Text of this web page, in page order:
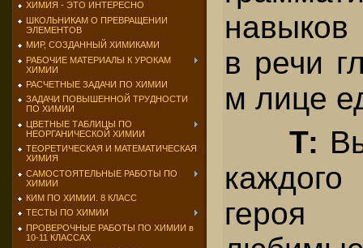
ХИМИЯ - ЭТО ИНТЕРЕСНО
ШКОЛЬНИКАМ О ПРЕВРАЩЕНИИ
ЭЛЕМЕНТОВ
МИР, СОЗДАННЫЙ ХИМИКАМИ
РАБОЧИЕ МАТЕРИАЛЫ К УРОКАМ
ХИМИИ
РАСЧЕТНЫЕ ЗАДАЧИ ПО ХИМИИ
ЗАДАЧИ ПОВЫШЕННОЙ ТРУДНОСТИ
ПО ХИМИИ
ЦВЕТНЫЕ ТАБЛИЦЫ ПО
НЕОРГАНИЧЕСКОЙ ХИМИИ
ТЕОРЕТИЧЕСКАЯ И МАТЕМАТИЧЕСКАЯ
ХИМИЯ
САМОСТОЯТЕЛЬНЫЕ РАБОТЫ ПО
ХИМИИ
КИМ ПО ХИМИИ. 8 КЛАСС
ТЕСТЫ ПО ХИМИИ
ПРОВЕРОЧНЫЕ РАБОТЫ ПО ХИМИИ в
10-11 КЛАССАХ
навыков
в речи
м лице
Т:
героя